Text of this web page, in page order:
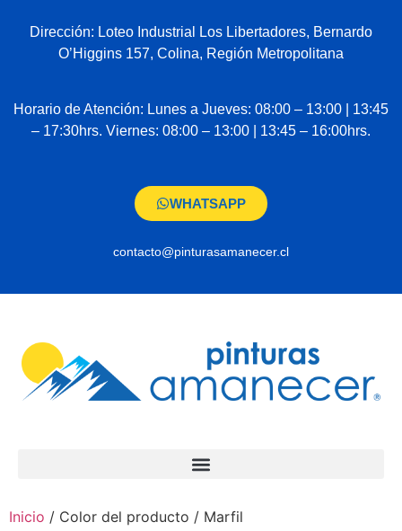
Dirección: Loteo Industrial Los Libertadores, Bernardo
O’Higgins 157, Colina, Región Metropolitana
Horario de Atención: Lunes a Jueves: 08:00 – 13:00 | 13:45
– 17:30hrs. Viernes: 08:00 – 13:00 | 13:45 – 16:00hrs.
WHATSAPP
contacto@pinturasamanecer.cl
Inicio / Color del producto / Marfil